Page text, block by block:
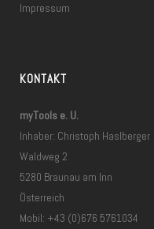
Impressum
KONTAKT
myTools e. U.
Inhaber: Christoph Haslberger
Waldweg 2
5280 Braunau am Inn
Österreich
Mobil: +43 (0)676 5761034